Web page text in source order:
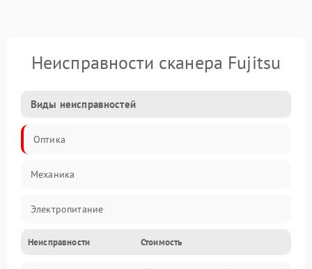
Неисправности сканера Fujitsu
Виды неисправностей
Оптика
Механика
Электропитание
ПО
Неисправности Стоимость